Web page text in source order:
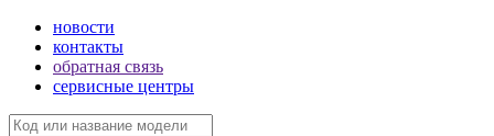
новости
контакты
обратная связь
сервисные центры